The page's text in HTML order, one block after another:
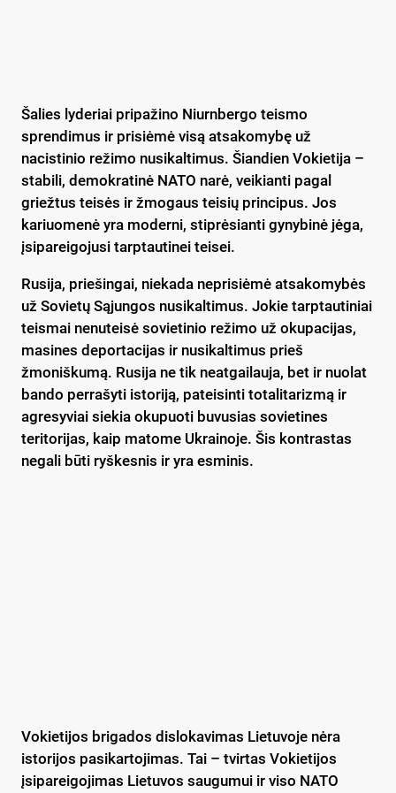
Šalies lyderiai pripažino Niurnbergo teismo
sprendimus ir prisiėmė visą atsakomybę už
nacistinio režimo nusikaltimus. Šiandien Vokietija –
stabili, demokratinė NATO narė, veikianti pagal
griežtus teisės ir žmogaus teisių principus. Jos
kariuomenė yra moderni, stiprėsianti gynybinė jėga,
įsipareigojusi tarptautinei teisei.
Rusija, priešingai, niekada neprisiėmė atsakomybės
už Sovietų Sąjungos nusikaltimus. Jokie tarptautiniai
teismai nenuteisė sovietinio režimo už okupacijas,
masines deportacijas ir nusikaltimus prieš
žmoniškumą. Rusija ne tik neatgailauja, bet ir nuolat
bando perrašyti istoriją, pateisinti totalitarizmą ir
agresyviai siekia okupuoti buvusias sovietines
teritorijas, kaip matome Ukrainoje. Šis kontrastas
negali būti ryškesnis ir yra esminis.
Vokietijos brigados dislokavimas Lietuvoje nėra
istorijos pasikartojimas. Tai – tvirtas Vokietijos
įsipareigojimas Lietuvos saugumui ir viso NATO